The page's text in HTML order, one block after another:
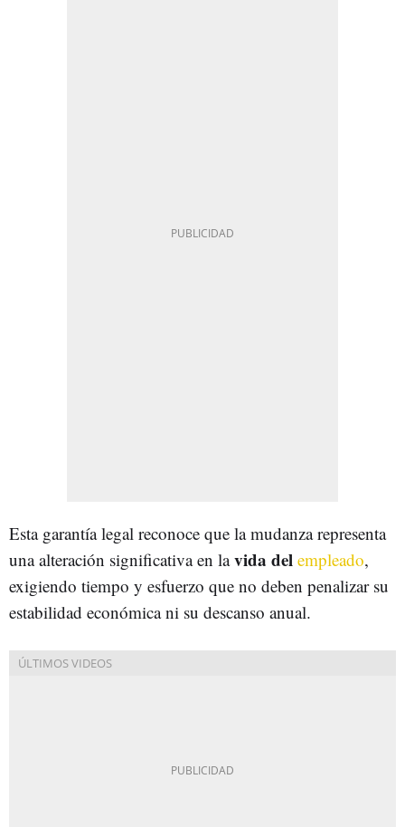
Esta garantía legal reconoce que la mudanza representa
una alteración significativa en lavida del empleado,
exigiendo tiempo y esfuerzo que no deben penalizar su
estabilidad económica ni su descanso anual.